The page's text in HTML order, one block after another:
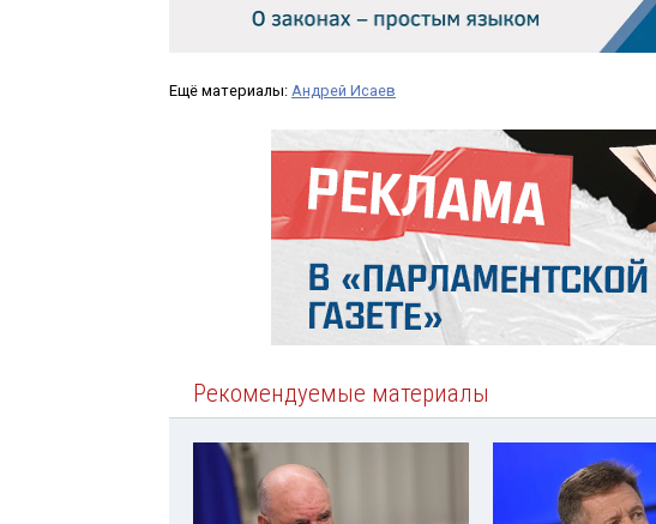
Ещё материалы: Андрей Исаев
Рекомендуемые материалы